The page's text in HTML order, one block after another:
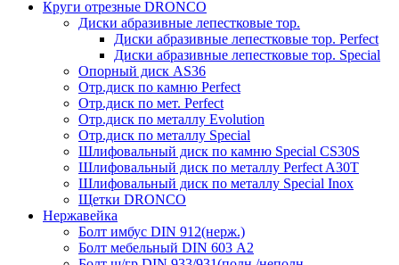
Круги отрезные DRONCO
Диски абразивные лепестковые тор.
Диски абразивные лепестковые тор. Perfect
Диски абразивные лепестковые тор. Speciаl
Опорный диск AS36
Отр.диск по камню Perfect
Отр.диск по мет. Perfect
Отр.диск по металлу Evolution
Отр.диск по металлу Special
Шлифовальный диск по камню Special CS30S
Шлифовальный диск по металлу Perfect A30T
Шлифовальный диск по металлу Special Inox
Щетки DRONCO
Нержавейка
Болт имбус DIN 912(нерж.)
Болт мебельный DIN 603 А2